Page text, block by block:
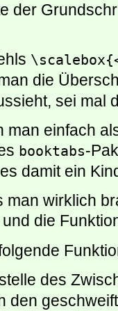
der
die
sei mal
man einfach
booktabs-
damit ein
man wirklich
und die
des
den